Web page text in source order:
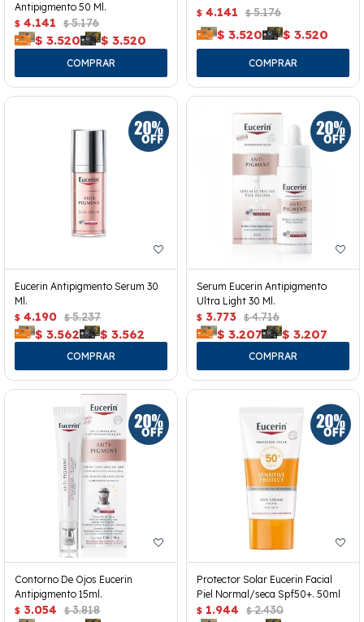
Antipigmento 50 Ml.
$ 4.141 $ 5.176
$ 3.520 $ 3.520
$ 4.141 $ 5.176
$ 3.520 $ 3.520
Eucerin Antipigmento Serum 30
Ml.
$ 4.190 $ 5.237
$ 3.562 $ 3.562
Serum Eucerin Antipigmento
Ultra Light 30 Ml.
$ 3.773 $ 4.716
$ 3.207 $ 3.207
Contorno De Ojos Eucerin
Antipigmento 15ml.
$ 3.054 $ 3.818
Protector Solar Eucerin Facial
Piel Normal/seca Spf50+. 50ml
$ 1.944 $ 2.430